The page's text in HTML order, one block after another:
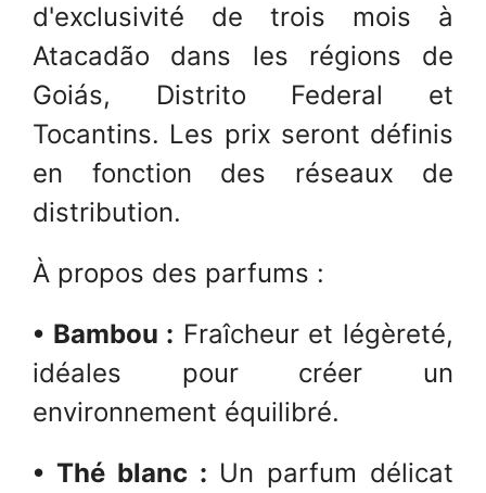
d'exclusivité de trois mois à
Atacadão dans les régions de
Goiás, Distrito Federal et
Tocantins. Les prix seront définis
en fonction des réseaux de
distribution.
À propos des parfums :
• Bambou : Fraîcheur et légèreté,
idéales pour créer un
environnement équilibré.
• Thé blanc : Un parfum délicat